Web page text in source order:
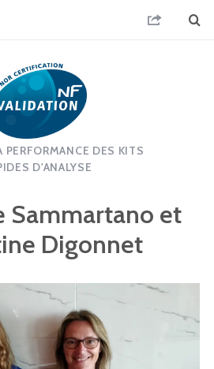
PERFORMANCE DES KITS
D'ANALYSE
Sammartano et
Digonnet